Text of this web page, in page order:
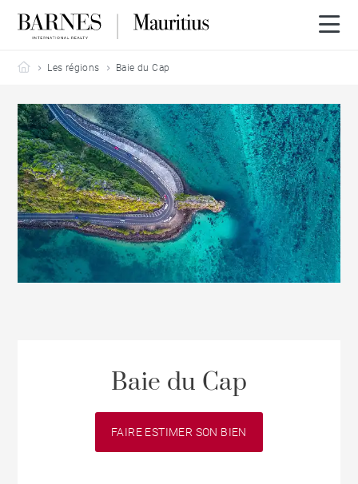
Barnes Mauritius
Les régions Baie du Cap
Baie du Cap
FAIRE ESTIMER SON BIEN